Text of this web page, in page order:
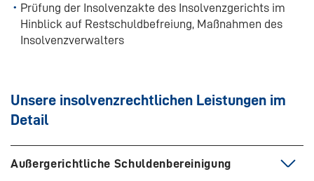
Prüfung der Insolvenzakte des Insolvenzgerichts im
Hinblick auf Restschuldbefreiung, Maßnahmen des
Insolvenzverwalters
Unsere insolvenzrechtlichen Leistungen im
Detail
Außergerichtliche Schuldenbereinigung